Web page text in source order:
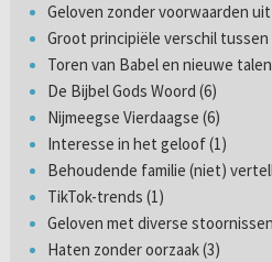
Geloven zonder voorwaarden
Groot principiële verschil tussen
Toren van Babel en nieuwe
De Bijbel Gods Woord (6)
Nijmeegse Vierdaagse (6)
Interesse in het geloof (1)
Behoudende familie (niet)
TikTok-trends (1)
Geloven met diverse
Haten zonder oorzaak (3)